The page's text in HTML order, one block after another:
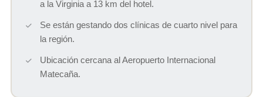
a la Virginia a 13 km del hotel.
Se están gestando dos clínicas de cuarto nivel para
la región.
Ubicación cercana al Aeropuerto Internacional
Matecaña.